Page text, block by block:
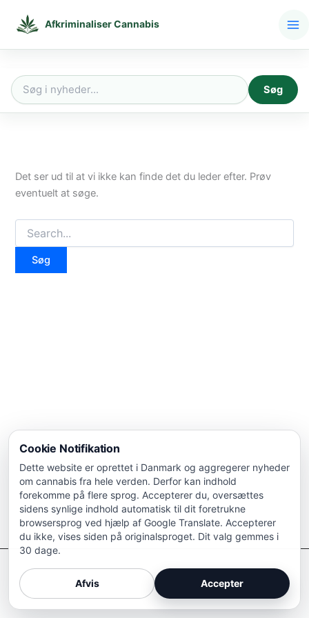
Afkriminaliser Cannabis
Søg
Søg
Det ser ud til at vi ikke kan finde det du leder efter. Prøv
eventuelt at søge.
Søg
efter:
Afkriminaliser Cannabis
Cookie Notifikation
Dette website er oprettet i Danmark og aggregerer nyheder
om cannabis fra hele verden. Derfor kan indhold
forekomme på flere sprog. Accepterer du, oversættes
sidens synlige indhold automatisk til dit foretrukne
browsersprog ved hjælp af Google Translate. Accepterer
du ikke, vises siden på originalsproget. Dit valg gemmes i
30 dage.
Afvis Accepter